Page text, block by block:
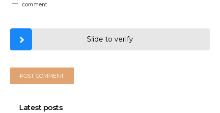
comment.
Slide to verify
Latest posts